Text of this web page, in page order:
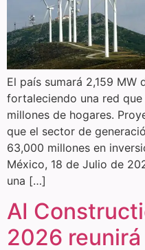
El país sumará 2,159 MW
fortaleciendo una red
millones de hogares.
que el sector de
63,000 millones en
México, 18 de Julio de
una […]
AI
2026 reunirá